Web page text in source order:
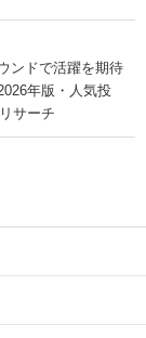
ンドで活躍を期待
年版・人気投
サーチ